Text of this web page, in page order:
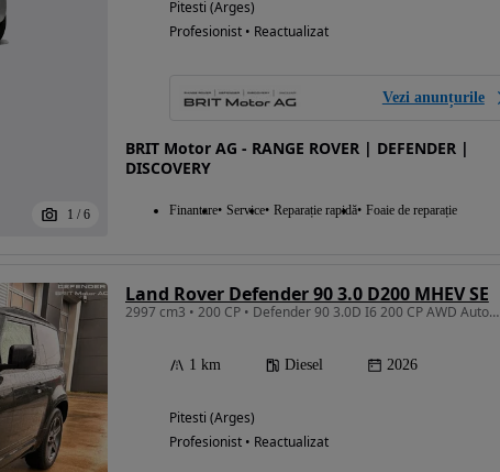
1 / 6
Pitesti (Arges)
Profesionist • Reactualizat
Vezi anunțurile
BRIT Motor AG - RANGE ROVER | DEFENDER |
DISCOVERY
Finantare Service Reparație rapidă Foaie de reparație
Land Rover Defender 90 3.0 D200 MHEV SE
2997 cm3 • 200 CP • Defender 90 3.0D I6 200 CP AWD Auto MHEV X-Dynamic SE
1 km Diesel 2026
Pitesti (Arges)
Profesionist • Reactualizat